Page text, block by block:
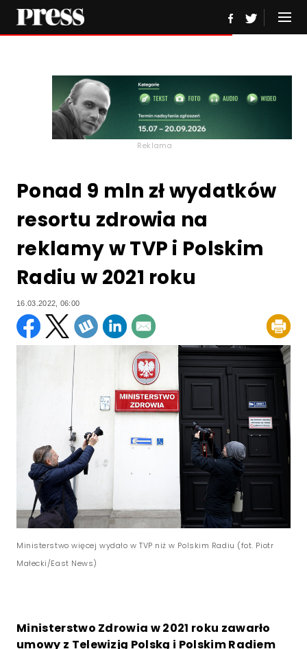
Reklama
Ponad 9 mln zł wydatków
resortu zdrowia na
reklamy w TVP i Polskim
Radiu w 2021 roku
16.03.2022, 06:00
Ministerstwo więcej wydało w TVP niż w Polskim Radiu (fot. Piotr
Małecki/East News)
Ministerstwo Zdrowia w 2021 roku zawarło
umowy z Telewizją Polską i Polskim Radiem